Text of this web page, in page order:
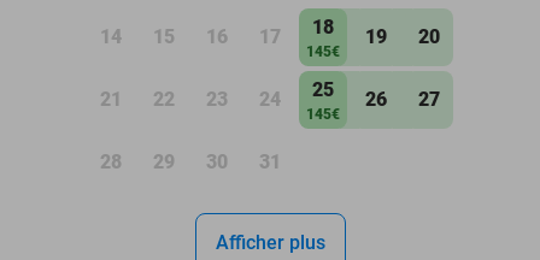
14 15 16 17 18
145€
19 20
21 22 23 24 25
145€
26 27
28 29 30 31
Afficher plus